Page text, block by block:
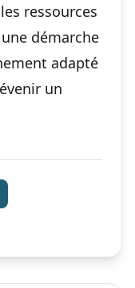
ressources
démarche
adapté
un